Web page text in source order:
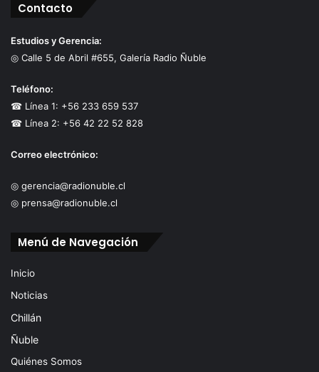
Contacto
Estudios y Gerencia:
◎ Calle 5 de Abril #655, Galería Radio Ñuble
Teléfono:
☎ Línea 1: +56 233 659 537
☎ Línea 2: +56 42 22 52 828
Correo electrónico:
◎ gerencia@radionuble.cl
◎ prensa@radionuble.cl
Menú de Navegación
Inicio
Noticias
Chillán
Ñuble
Quiénes Somos